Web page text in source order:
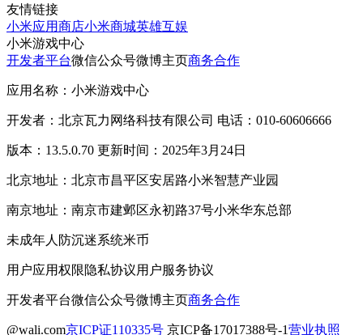
友情链接
小米应用商店小米商城英雄互娱
小米游戏中心
开发者平台微信公众号微博主页商务合作
应用名称：小米游戏中心
开发者：北京瓦力网络科技有限公司 电话：010-60606666
版本：13.5.0.70 更新时间：2025年3月24日
北京地址：北京市昌平区安居路小米智慧产业园
南京地址：南京市建邺区永初路37号小米华东总部
未成年人防沉迷系统米币
用户应用权限隐私协议用户服务协议
开发者平台微信公众号微博主页商务合作
@wali.com京ICP证110335号 京ICP备17017388号-1营业执照